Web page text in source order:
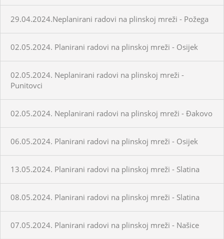
29.04.2024.Neplanirani radovi na plinskoj mreži - Požega
02.05.2024. Planirani radovi na plinskoj mreži - Osijek
02.05.2024. Neplanirani radovi na plinskoj mreži -
Punitovci
02.05.2024. Neplanirani radovi na plinskoj mreži - Đakovo
06.05.2024. Planirani radovi na plinskoj mreži - Osijek
13.05.2024. Planirani radovi na plinskoj mreži - Slatina
08.05.2024. Planirani radovi na plinskoj mreži - Slatina
07.05.2024. Planirani radovi na plinskoj mreži - Našice